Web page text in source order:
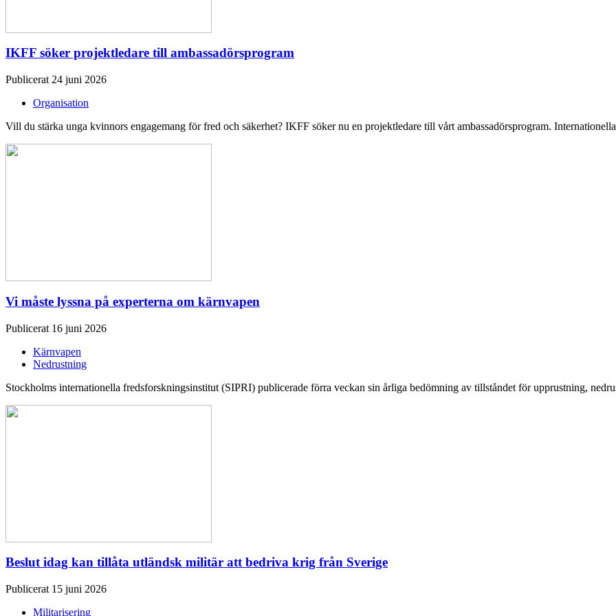
IKFF söker projektledare till ambassadörsprogram
Publicerat 24 juni 2026
Organisation
Vill du stärka unga kvinnors engagemang för fred och säkerhet? IKFF söker nu en projektledare till vårt ambassadörsprogram.
Vi måste lyssna på experterna om kärnvapen
Publicerat 16 juni 2026
Kärnvapen
Nedrustning
Stockholms internationella fredsforskningsinstitut (SIPRI) publicerade förra veckan sin årliga bedömning av tillståndet för upprustning,
Beslut idag kan tillåta utländsk militär att bedriva krig från Sverige
Publicerat 15 juni 2026
Militarisering